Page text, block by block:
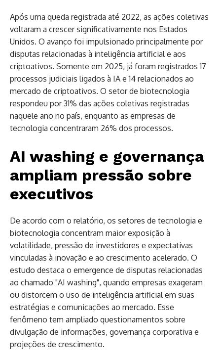
Após uma queda registrada até 2022, as ações coletivas
voltaram a crescer significativamente nos Estados
Unidos. O avanço foi impulsionado principalmente por
disputas relacionadas à inteligência artificial e aos
criptoativos. Somente em 2025, já foram registrados 17
processos judiciais ligados à IA e 14 relacionados ao
mercado de criptoativos. O setor de biotecnologia
respondeu por 31% das ações coletivas registradas
naquele ano no país, enquanto as empresas de
tecnologia concentraram 26% dos processos.
AI washing e governança
ampliam pressão sobre
executivos
De acordo com o relatório, os setores de tecnologia e
biotecnologia concentram maior exposição à
volatilidade, pressão de investidores e expectativas
vinculadas à inovação e ao crescimento acelerado. O
estudo destaca o emergence de disputas relacionadas
ao chamado "AI washing", quando empresas exageram
ou distorcem o uso de inteligência artificial em suas
estratégias e comunicações ao mercado. Esse
fenômeno tem ampliado questionamentos sobre
divulgação de informações, governança corporativa e
projeções de crescimento.